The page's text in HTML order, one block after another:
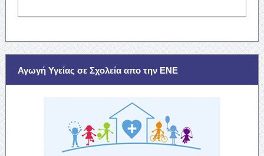
Αγωγή Υγείας σε Σχολεία απο την ΕΝΕ